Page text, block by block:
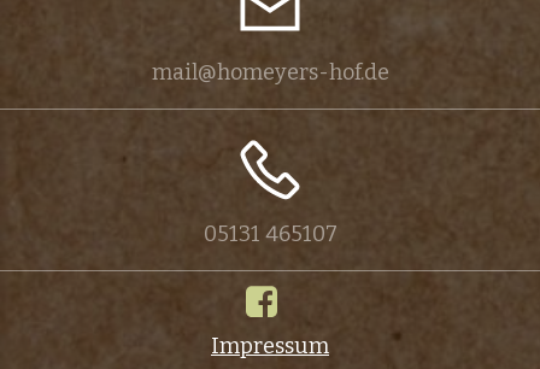
mail@homeyers-hof.de
05131 465107
Impressum